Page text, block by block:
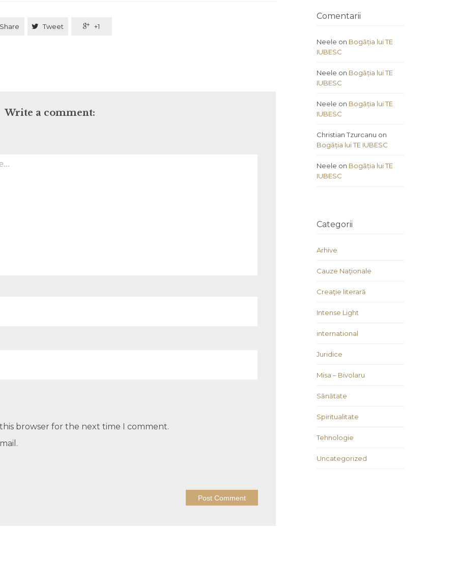
Share  Tweet  +1
Write a comment:
browser for the next time I comment.
Comentarii
Neele on Bogăția lui TE
IUBESC
Neele on Bogăția lui TE
IUBESC
Neele on Bogăția lui TE
IUBESC
Christian Tzurcanu on
Bogăția lui TE IUBESC
Neele on Bogăția lui TE
IUBESC
Categorii
Arhive
Cauze Naţionale
Creaţie literară
Intense Light
international
Juridice
Misa – Bivolaru
Sănătate
Spiritualitate
Tehnologie
Uncategorized